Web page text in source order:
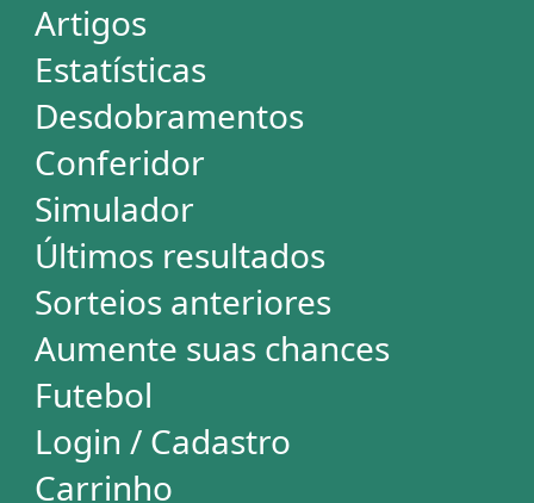
Mega-Sena
Lotofácil
Quina
+Milionária
Dia de Sorte
Super Sete
Timemania
Dupla-Sena
Lotomania
Powerball
Mega Millions
Euromillions